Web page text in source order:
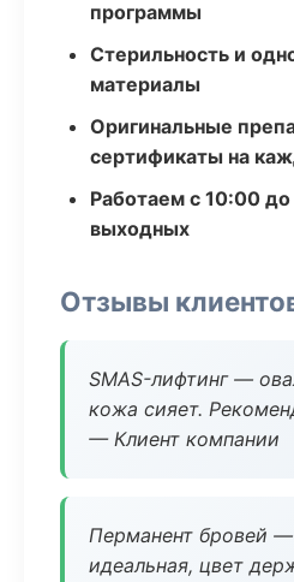
программы
Стерильность и
материалы
Оригинальные
сертификаты на
Работаем с 10:00
выходных
Отзывы
SMAS-лифтинг —
кожа сияет.
— Клиент компании
Перманент бровей
идеальная, цвет